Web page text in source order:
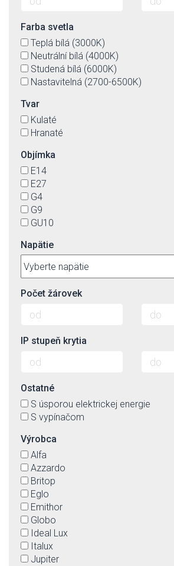
Farba svetla
Teplá bílá (3000K)
Neutrální bílá (4000K)
Studená bílá (6000K)
Nastavitelná (2700-6500K)
Tvar
Kulaté
Hranaté
Objímka
E14
E27
G4
G9
GU10
Napätie
Počet žárovek
IP stupeň krytia
Ostatné
S úsporou elektrickej energie
S vypínačom
Výrobca
Alfa
Azzardo
Britop
Eglo
Emithor
Globo
Ideal Lux
Italux
Jupiter